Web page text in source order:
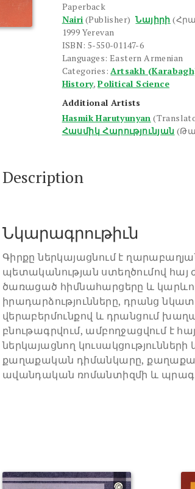
Paperback
Nairi (Publisher) Նայիրի
1999 Yerevan
ISBN: 5-550-01147-6
Languages: Eastern Armenian
Categories:Artsakh
History,Political Science
Additional Artists
Hasmik Harutyunyan
Հասմիկ Հարությունյան
Description
Նկարագրութիւն
Գիրքը ներկայացնում է
պետականության ստեղծումով հայ
ծառացած հիմնահարցերը և
իրադարձությունները, դրանց
վերաբերմունքով և դրանցում
բնութագրվում, ամբողջացվում է
ներկայացնող կուսակցությունների
քաղաքական դիմանկարը,
ավանդական ռոմանտիզմի և